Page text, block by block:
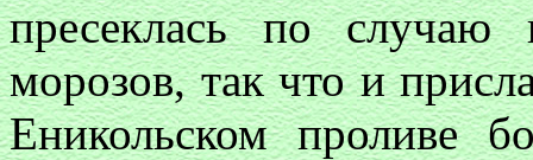
пресеклась по случаю
морозов, так что и
Еникольском проливе